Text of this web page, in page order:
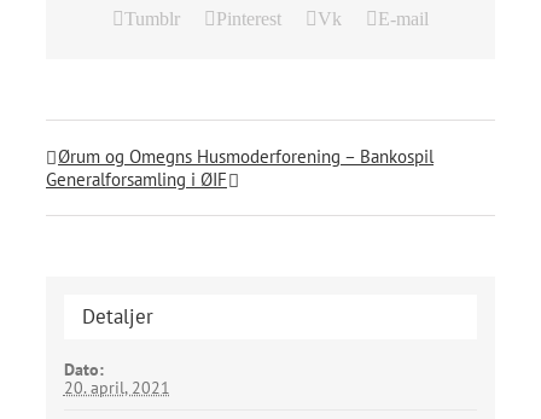
Tumblr
Pinterest Vk E-mail
Ørum og Omegns Husmoderforening – Bankospil
Generalforsamling i ØIF
Detaljer
Dato:
20. april, 2021